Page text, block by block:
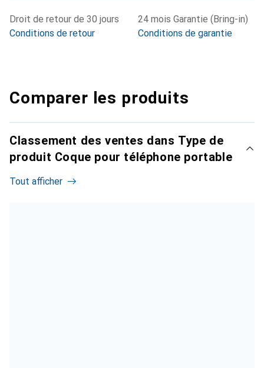
Droit de retour de 30 jours
Conditions de retour
24 mois Garantie (Bring-in)
Conditions de garantie
Comparer les produits
Classement des ventes dans Type de
produit Coque pour téléphone portable
Tout afficher